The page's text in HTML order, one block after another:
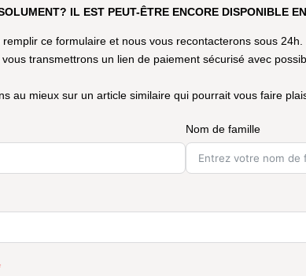
IL EST PEUT-ÊTRE ENCORE DISPONIBLE
ce formulaire et nous vous recontacterons sous 24h.
vous transmettrons un lien de paiement sécurisé avec
au mieux sur un article similaire qui pourrait vous faire
Nom de famille